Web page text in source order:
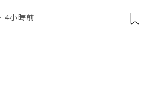
4小時前